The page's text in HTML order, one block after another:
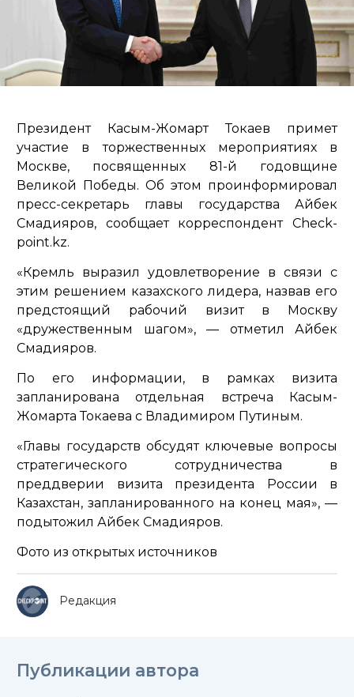
Президент Касым-Жомарт Токаев примет
участие в торжественных мероприятиях в
Москве, посвященных 81-й годовщине
Великой Победы. Об этом проинформировал
пресс-секретарь главы государства Айбек
Смадияров, сообщает корреспондент Check-
point.kz.
«Кремль выразил удовлетворение в связи с
этим решением казахского лидера, назвав его
предстоящий рабочий визит в Москву
«дружественным шагом», — отметил Айбек
Смадияров.
По его информации, в рамках визита
запланирована отдельная встреча Касым-
Жомарта Токаева с Владимиром Путиным.
«Главы государств обсудят ключевые вопросы
стратегического сотрудничества в
преддверии визита президента России в
Казахстан, запланированного на конец мая», —
подытожил Айбек Смадияров.
Фото из открытых источников
Редакция
Публикации автора